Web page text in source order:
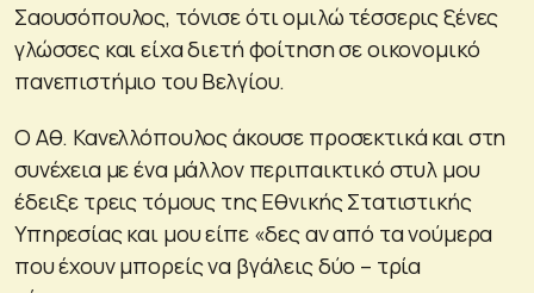
Σαουσόπουλος, τόνισε ότι ομιλώ τέσσερις ξένες
γλώσσες και είχα διετή φοίτηση σε οικονομικό
πανεπιστήμιο του Βελγίου.
Ο Αθ. Κανελλόπουλος άκουσε προσεκτικά και στη
συνέχεια με ένα μάλλον περιπαικτικό στυλ μου
έδειξε τρεις τόμους της Εθνικής Στατιστικής
Υπηρεσίας και μου είπε «δες αν από τα νούμερα
που έχουν μπορείς να βγάλεις δύο – τρία